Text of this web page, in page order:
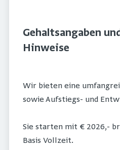
Gehaltsangaben
Hinweise
Wir bieten eine
sowie Aufstiegs- und
Sie starten mit € 2026,-
Basis Vollzeit.